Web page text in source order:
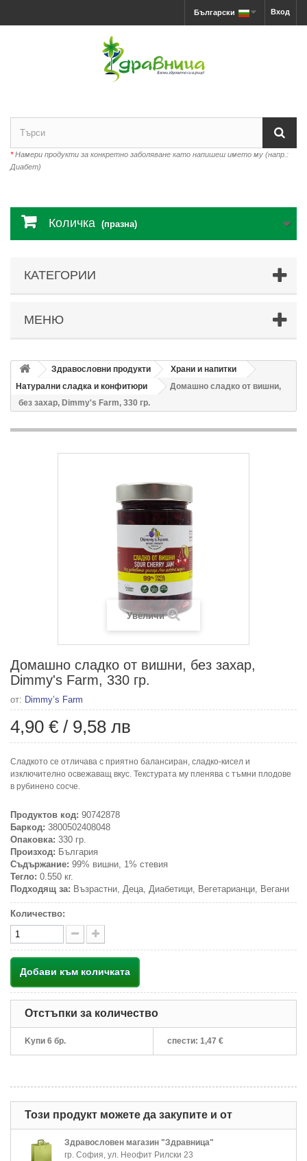
Вход
Български
*Намери продукти за конкретно заболяване като напишеш името му (напр.:
Диабет)
Количка (празна)
КАТЕГОРИИ
МЕНЮ
Здравословни продукти
Храни и напитки
Натурални сладка и конфитюри
Домашно сладко от вишни,
без захар, Dimmy's Farm, 330 гр.
Увеличи
Домашно сладко от вишни, без захар,
Dimmy's Farm, 330 гр.
от: Dimmy’s Farm
4,90 € / 9,58 лв
Сладкото се отличава с приятно балансиран, сладко-кисел и
изключително освежаващ вкус. Текстурата му пленява с тъмни плодове
в рубинено сосче.
Продуктов код: 90742878
Баркод: 3800502408048
Опаковка: 330 гр.
Произход: България
Съдържание: 99% вишни, 1% стевия
Тегло: 0.550 кг.
Подходящ за: Възрастни, Деца, Диабетици, Вегетарианци, Вегани
Количество:
Добави към количката
Отстъпки за количество
Kупи 6 бр. спести: 1,47 €
Този продукт можете да закупите и от
Здравословен магазин "Здравница"
гр. София, ул. Неофит Рилски 23